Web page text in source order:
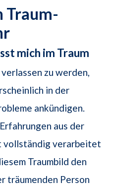
Traum-
mich im Traum
zu werden,
in der
ankündigen.
aus der
vollständig verarbeitet
Traumbild den
träumenden Person